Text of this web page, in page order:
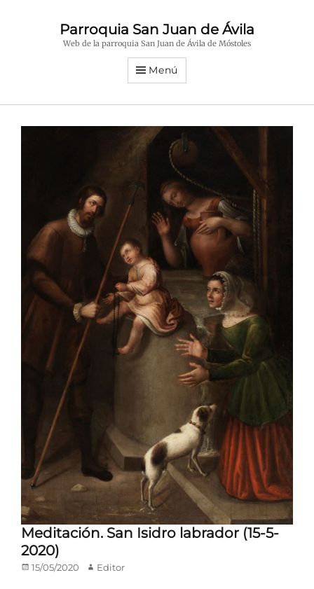
Parroquia San Juan de Ávila
Web de la parroquia San Juan de Ávila de Móstoles
Menú
Meditación. San Isidro labrador (15-5-
2020)
Publicado
15/05/2020 Autor
Editor